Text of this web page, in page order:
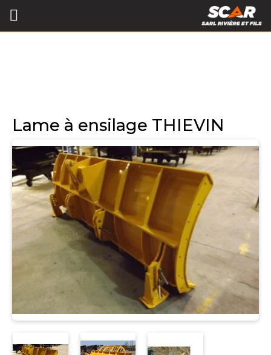
Lame à ensilage THIEVIN